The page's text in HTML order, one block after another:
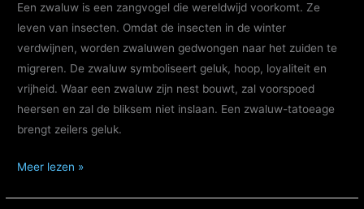
Een zwaluw is een zangvogel die wereldwijd voorkomt. Ze
leven van insecten. Omdat de insecten in de winter
verdwijnen, worden zwaluwen gedwongen naar het zuiden te
migreren. De zwaluw symboliseert geluk, hoop, loyaliteit en
vrijheid. Waar een zwaluw zijn nest bouwt, zal voorspoed
heersen en zal de bliksem niet inslaan. Een zwaluw-tatoeage
brengt zeilers geluk.
Zwaluw
Meer lezen »